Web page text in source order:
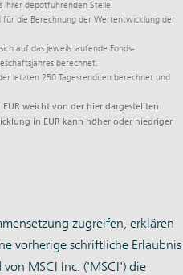
Ihrer depotführenden Stelle.
die Berechnung der Wertentwicklung der
auf das jeweils laufende Fonds-
berechnet.
letzten 250 Tagesrenditen berechnet und
weicht von der hier dargestellten
in EUR kann höher oder niedriger
zugreifen, erklären
vorherige schriftliche Erlaubnis
MSCI Inc. ('MSCI') die